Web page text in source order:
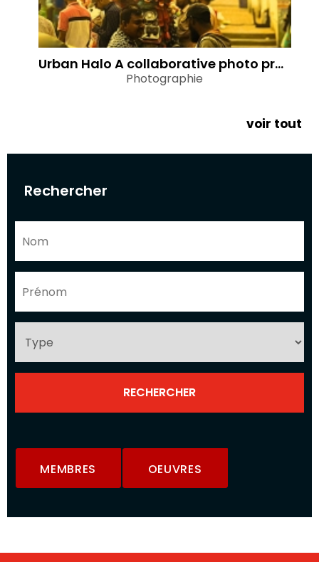
Rechercher
MEMBRES OEUVRES
Urban Halo A collaborative photo project by Oviul Maruf and Manob Saha
Photographie
voir tout